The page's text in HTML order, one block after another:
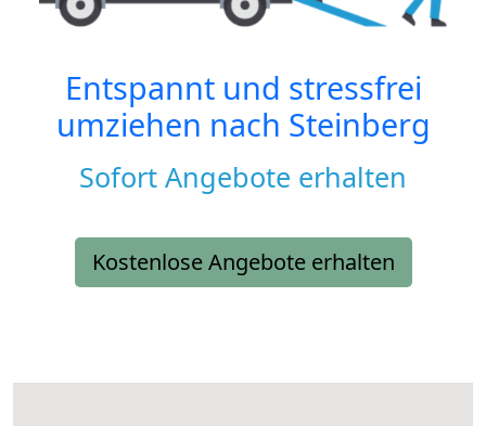
Entspannt und stressfrei
umziehen nach Steinberg
Sofort Angebote erhalten
Kostenlose Angebote erhalten